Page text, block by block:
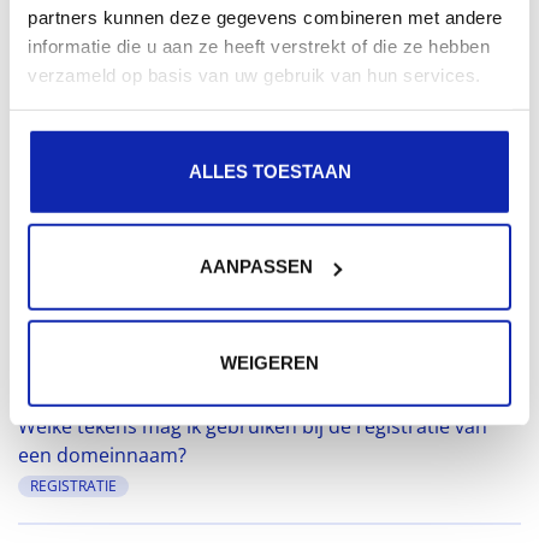
partners kunnen deze gegevens combineren met andere
informatie die u aan ze heeft verstrekt of die ze hebben
verzameld op basis van uw gebruik van hun services.
ALLES TOESTAAN
AANPASSEN
WEIGEREN
Wat is een domeinnaam-extensie of tld?
Wat is een domeinnaam?
REGISTRATIE DOMEINNAMEN
Wat is een FQDN (Fully Qualified Domain Name)?
Welke tekens mag ik gebruiken bij de registratie van
een domeinnaam?
REGISTRATIE